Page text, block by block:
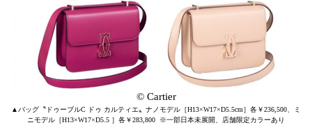
© Cartier
▲バッグ〝ドゥーブルC ドゥ カルティエ〟ナノモデル［H13×W17×D5.5cm］各￥236,500、ミ
ニモデル［H13×W17×D5.5 ］各￥283,800 ※一部日本未展開、店舗限定カラーあり